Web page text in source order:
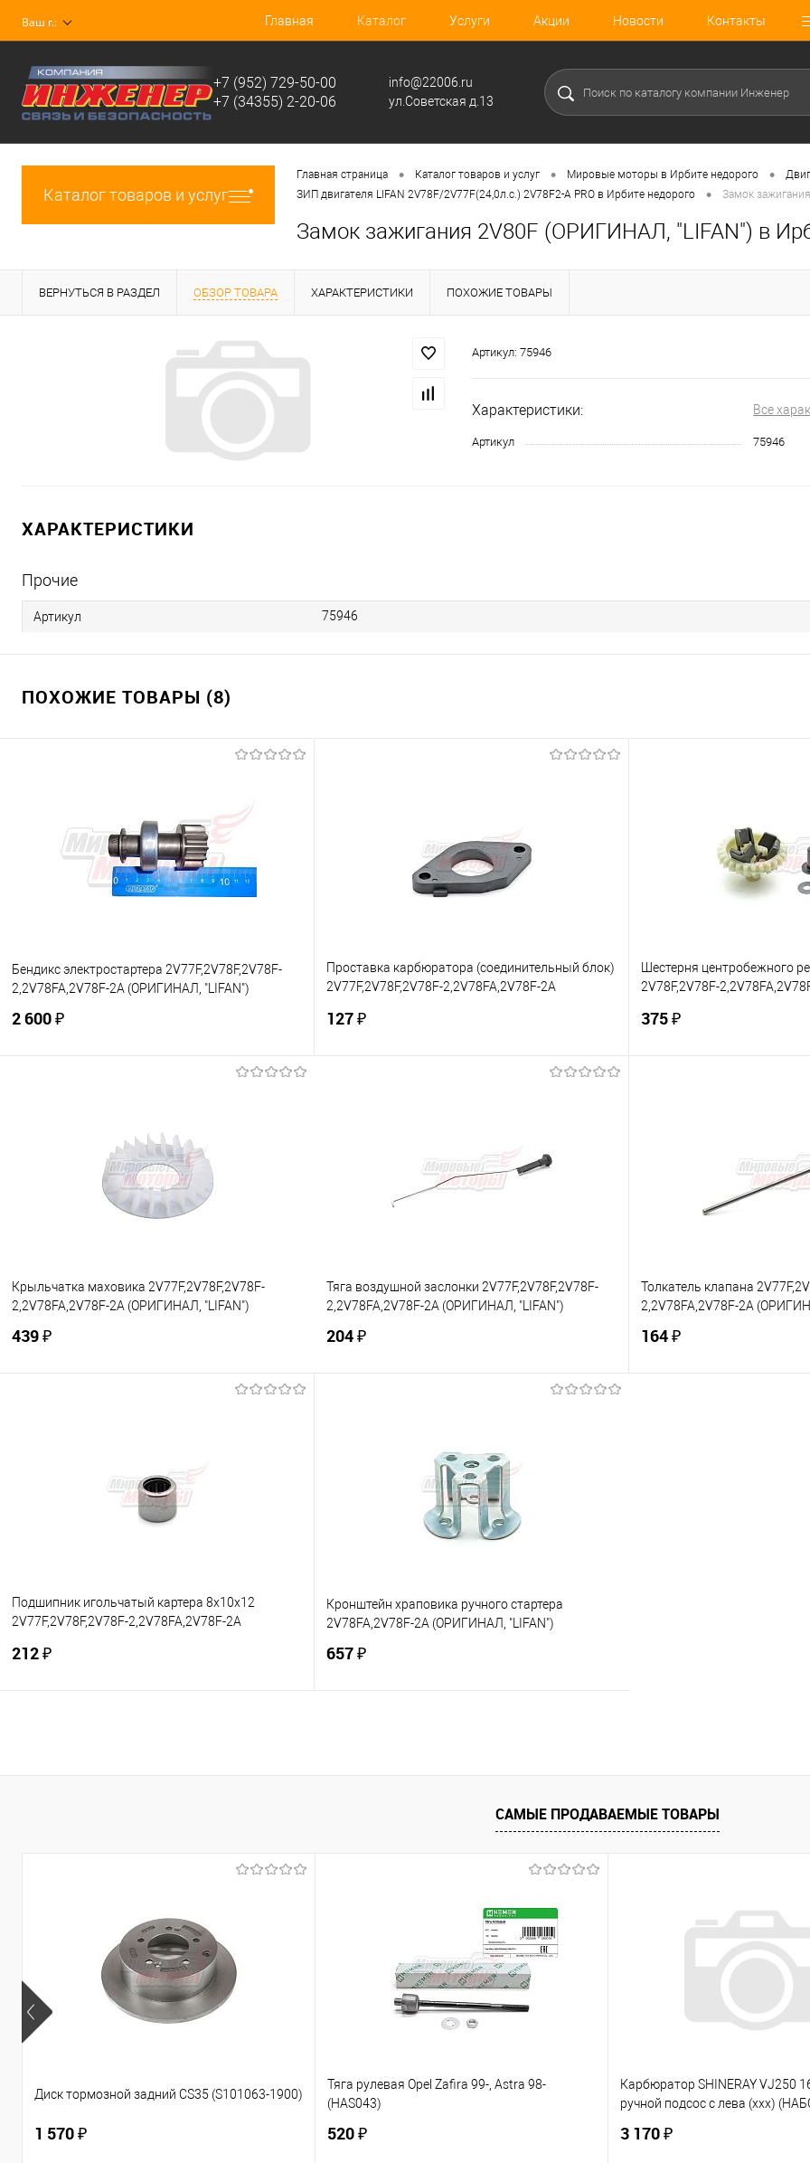
Ваш г.: Главная Каталог Услуги Акции Новости Контакты
+7 (952) 729-50-00
+7 (34355) 2-20-06
info@22006.ru
ул.Советская д.13
Каталог товаров и услуг
Главная страница • Каталог товаров и услуг • Мировые моторы в Ирбите недорого •
ЗИП двигателя LIFAN 2V78F/2V77F(24,0л.с.) 2V78F2-A PRO в Ирбите недорого • Замок
Замок зажигания 2V80F (ОРИГИНАЛ, "LIFAN") в
ВЕРНУТЬСЯ В РАЗДЕЛ ОБЗОР ТОВАРА ХАРАКТЕРИСТИКИ ПОХОЖИЕ ТОВАРЫ
Артикул: 75946
Характеристики: Все
Артикул 75946
ХАРАКТЕРИСТИКИ
Прочие
Артикул 75946
ПОХОЖИЕ ТОВАРЫ (8)
Бендикс электростартера 2V77F,2V78F,2V78F-
2,2V78FA,2V78F-2A (ОРИГИНАЛ, "LIFAN")
2 600 ₽
К сравнению
В наличии
Проставка карбюратора (соединительный блок)
2V77F,2V78F,2V78F-2,2V78FA,2V78F-2A
127 ₽
В наличии
Шестерня центробежного
2V78F,2V78F-
375 ₽
Крыльчатка маховика 2V77F,2V78F,2V78F-
2,2V78FA,2V78F-2A (ОРИГИНАЛ, "LIFAN")
439 ₽
В наличии
Тяга воздушной заслонки 2V77F,2V78F,2V78F-
2,2V78FA,2V78F-2A (ОРИГИНАЛ, "LIFAN")
204 ₽
К сравнению
В наличии
Толкатель клапана
2,2V78FA,2V78F-2A
164 ₽
Подшипник игольчатый картера 8х10х12
2V77F,2V78F,2V78F-2,2V78FA,2V78F-2A
212 ₽
Купить в 1 клик
К сравнению
Кронштейн храповика ручного стартера
2V78FA,2V78F-2A (ОРИГИНАЛ, "LIFAN")
657 ₽
Купить в 1 клик
К сравнению
В наличии
САМЫЕ ПРОДАВАЕМЫЕ ТОВАРЫ
Диск тормозной задний CS35 (S101063-1900)
1 570 ₽
Тяга рулевая Opel Zafira 99-, Astra 98-
(HAS043)
520 ₽
Карбюратор SHINERAY VJ250
ручной подсос с лева (ххх)
3 170 ₽